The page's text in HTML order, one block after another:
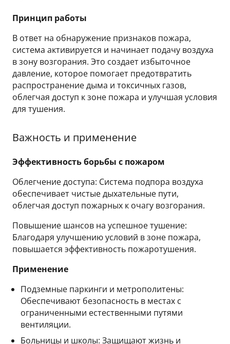
Принцип работы
В ответ на обнаружение признаков пожара,
система активируется и начинает подачу воздуха
в зону возгорания. Это создает избыточное
давление, которое помогает предотвратить
распространение дыма и токсичных газов,
облегчая доступ к зоне пожара и улучшая условия
для тушения.
Важность и применение
Эффективность борьбы с пожаром
Облегчение доступа: Система подпора воздуха
обеспечивает чистые дыхательные пути,
облегчая доступ пожарных к очагу возгорания.
Повышение шансов на успешное тушение:
Благодаря улучшению условий в зоне пожара,
повышается эффективность пожаротушения.
Применение
Подземные паркинги и метрополитены:
Обеспечивают безопасность в местах с
ограниченными естественными путями
вентиляции.
Больницы и школы: Защищают жизнь и